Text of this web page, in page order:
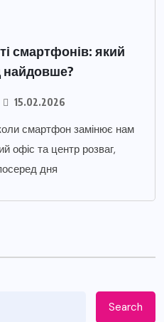
смартфонів: який
найдовше?
15.02.2026
смартфон замінює нам
офіс та центр розваг,
дня
Search